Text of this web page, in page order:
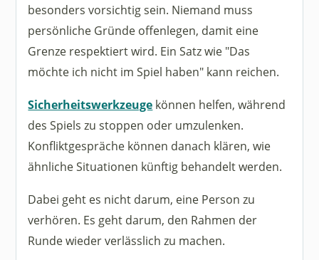
besonders vorsichtig sein. Niemand muss
persönliche Gründe offenlegen, damit eine
Grenze respektiert wird. Ein Satz wie "Das
möchte ich nicht im Spiel haben" kann reichen.
Sicherheitswerkzeuge können helfen, während
des Spiels zu stoppen oder umzulenken.
Konfliktgespräche können danach klären, wie
ähnliche Situationen künftig behandelt werden.
Dabei geht es nicht darum, eine Person zu
verhören. Es geht darum, den Rahmen der
Runde wieder verlässlich zu machen.